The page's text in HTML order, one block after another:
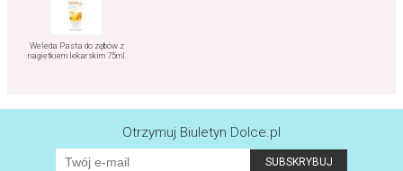
Weleda Pasta do zębów z
nagietkiem lekarskim 75ml
Otrzymuj Biuletyn Dolce.pl